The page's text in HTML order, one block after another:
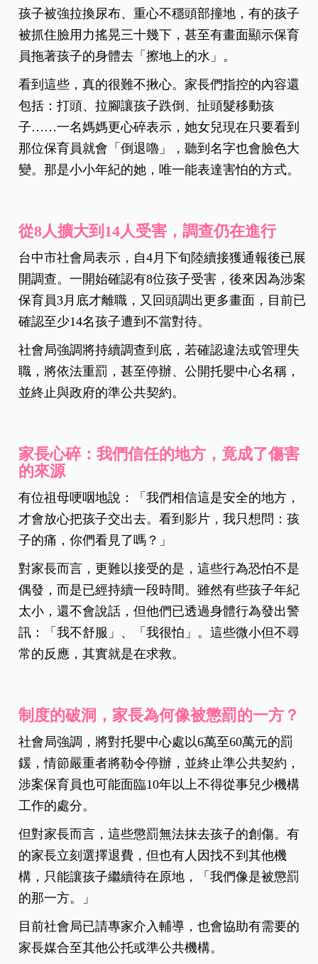
孩子被強拉換尿布、重心不穩頭部撞地，有的孩子
被抓住臉用力搖晃三十幾下，甚至有畫面顯示保育
員拖著孩子的身體去「擦地上的水」。
看到這些，真的很難不揪心。家長們指控的內容還
包括：打頭、拉腳讓孩子跌倒、扯頭髮移動孩
子……一名媽媽更心碎表示，她女兒現在只要看到
那位保育員就會「倒退嚕」，聽到名字也會臉色大
變。那是小小年紀的她，唯一能表達害怕的方式。
從8人擴大到14人受害，調查仍在進行
台中市社會局表示，自4月下旬陸續接獲通報後已展
開調查。一開始確認有8位孩子受害，後來因為涉案
保育員3月底才離職，又回頭調出更多畫面，目前已
確認至少14名孩子遭到不當對待。
社會局強調將持續調查到底，若確認違法或管理失
職，將依法重罰，甚至停辦、公開托嬰中心名稱，
並終止與政府的準公共契約。
家長心碎：我們信任的地方，竟成了傷害
的來源
有位祖母哽咽地說：「我們相信這是安全的地方，
才會放心把孩子交出去。看到影片，我只想問：孩
子的痛，你們看見了嗎？」
對家長而言，更難以接受的是，這些行為恐怕不是
偶發，而是已經持續一段時間。雖然有些孩子年紀
太小，還不會說話，但他們已透過身體行為發出警
訊：「我不舒服」、「我很怕」。這些微小但不尋
常的反應，其實就是在求救。
制度的破洞，家長為何像被懲罰的一方？
社會局強調，將對托嬰中心處以6萬至60萬元的罰
鍰，情節嚴重者將勒令停辦，並終止準公共契約，
涉案保育員也可能面臨10年以上不得從事兒少機構
工作的處分。
但對家長而言，這些懲罰無法抹去孩子的創傷。有
的家長立刻選擇退費，但也有人因找不到其他機
構，只能讓孩子繼續待在原地，「我們像是被懲罰
的那一方。」
目前社會局已請專家介入輔導，也會協助有需要的
家長媒合至其他公托或準公共機構。